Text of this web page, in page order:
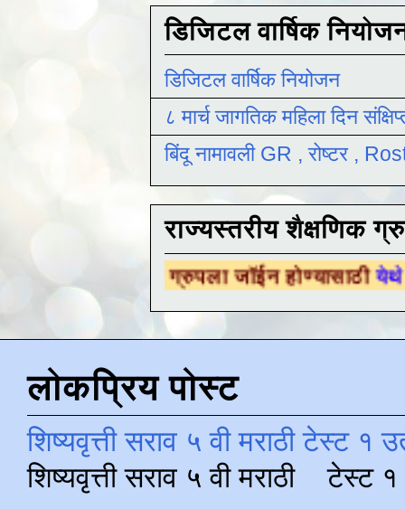
डिजिटल वार्षिक
डिजिटल वार्षिक नियोजन
८ मार्च जागतिक महिला दिन
बिंदू नामावली GR , रोष्टर ,
राज्यस्तरीय शैक्षणिक
ग्रुपला जॉईन होण्यासाठीयेथे क्लिक करा .
लोकप्रिय पोस्ट
शिष्यवृत्ती सराव ५ वी मराठी टेस्ट १
शिष्यवृत्ती सराव ५ वी मराठी टेस्ट